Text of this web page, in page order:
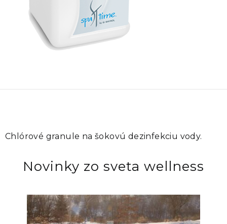
Chlórové granule na šokovú dezinfekciu vody.
Novinky zo sveta wellness